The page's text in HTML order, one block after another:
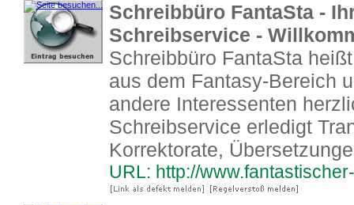
Schreibbüro FantaSta -
Schreibservice -
Schreibbüro FantaSta
aus dem Fantasy-Bereich
andere Interessenten
Schreibservice erledigt
Korrektorate,
URL: http://